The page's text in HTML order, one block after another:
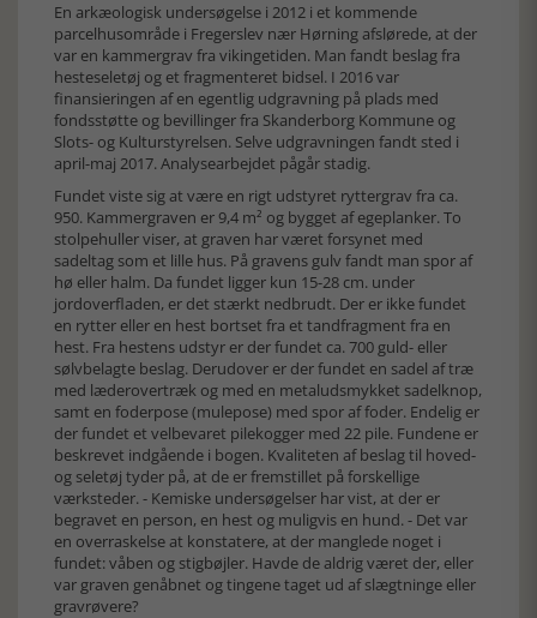
En arkæologisk undersøgelse i 2012 i et kommende
parcelhusområde i Fregerslev nær Hørning afslørede, at der
var en kammergrav fra vikingetiden. Man fandt beslag fra
hesteseletøj og et fragmenteret bidsel. I 2016 var
finansieringen af en egentlig udgravning på plads med
fondsstøtte og bevillinger fra Skanderborg Kommune og
Slots- og Kulturstyrelsen. Selve udgravningen fandt sted i
april-maj 2017. Analysearbejdet pågår stadig.
Fundet viste sig at være en rigt udstyret ryttergrav fra ca.
950. Kammergraven er 9,4 m² og bygget af egeplanker. To
stolpehuller viser, at graven har været forsynet med
sadeltag som et lille hus. På gravens gulv fandt man spor af
hø eller halm. Da fundet ligger kun 15-28 cm. under
jordoverfladen, er det stærkt nedbrudt. Der er ikke fundet
en rytter eller en hest bortset fra et tandfragment fra en
hest. Fra hestens udstyr er der fundet ca. 700 guld- eller
sølvbelagte beslag. Derudover er der fundet en sadel af træ
med læderovertræk og med en metaludsmykket sadelknop,
samt en foderpose (mulepose) med spor af foder. Endelig er
der fundet et velbevaret pilekogger med 22 pile. Fundene er
beskrevet indgående i bogen. Kvaliteten af beslag til hoved-
og seletøj tyder på, at de er fremstillet på forskellige
værksteder. - Kemiske undersøgelser har vist, at der er
begravet en person, en hest og muligvis en hund. - Det var
en overraskelse at konstatere, at der manglede noget i
fundet: våben og stigbøjler. Havde de aldrig været der, eller
var graven genåbnet og tingene taget ud af slægtninge eller
gravrøvere?